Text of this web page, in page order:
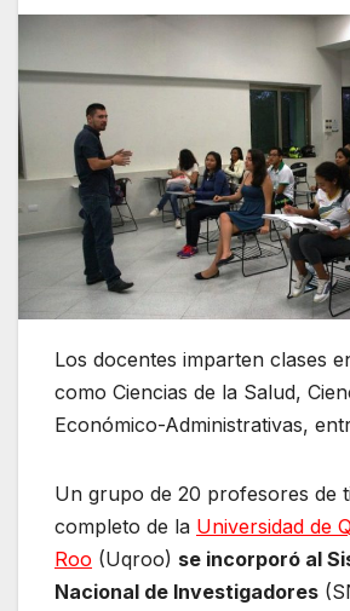
Los docentes imparten clases
como Ciencias de la Salud,
Económico-Administrativas,
Un grupo de 20 profesores de
completo de la Universidad de
Roo (Uqroo) se incorporó al
Nacional de Investigadores